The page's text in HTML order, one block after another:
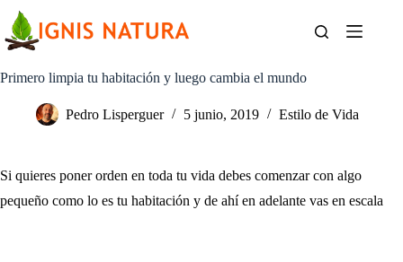
contenido
Primero limpia tu habitación y luego cambia el mundo
Pedro Lisperguer 5 junio, 2019 Estilo de Vida
Si quieres poner orden en toda tu vida debes comenzar con algo
pequeño como lo es tu habitación y de ahí en adelante vas en escala